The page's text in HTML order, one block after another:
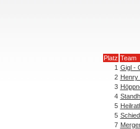
Platz Team
1 Gigl -
2 Henry
3
4
5
5
7